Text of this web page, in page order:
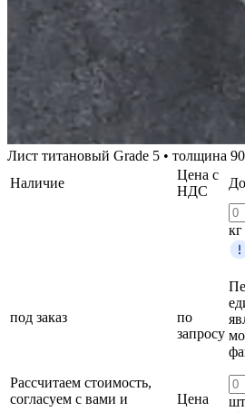
Лист титановый Grade 5 • толщина
Наличие
Цена с
НДС
под заказ
Рассчитаем стоимость,
согласуем с вами и
по
запросу
Цена
кг
шт